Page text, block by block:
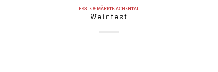
FESTE & MÄRKTEACHENTAL
Weinfest